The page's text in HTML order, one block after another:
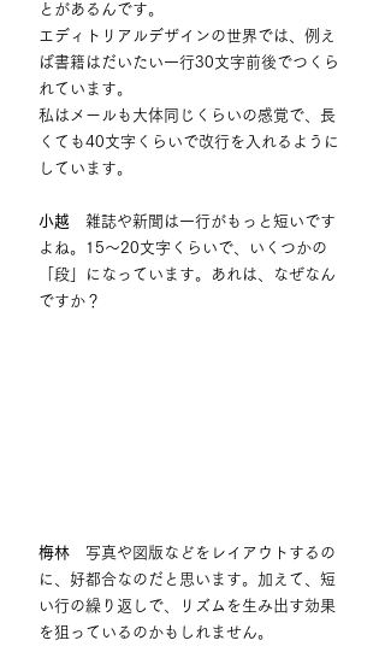
とがあるんです。
エディトリアルデザインの世界では、例え
ば書籍はだいたい一行30文字前後でつくら
れています。
私はメールも大体同じくらいの感覚で、長
くても40文字くらいで改行を入れるように
しています。
小越 雑誌や新聞は一行がもっと短いです
よね。15〜20文字くらいで、いくつかの
「段」になっています。あれは、なぜなん
ですか？
梅林 写真や図版などをレイアウトするの
に、好都合なのだと思います。加えて、短
い行の繰り返しで、リズムを生み出す効果
を狙っているのかもしれません。